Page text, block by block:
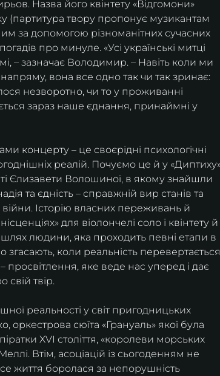
Назва його квінтету «Відгомони»
(партитура твору пропонує музикантам
за допомогою різноманітних сучасних
про минуле. «Усі українські митці
– зазначає Володимир. – Навіть коли ми
вона все одно так чи так зринає:
незворотно, чи то у проживанні
зараз наше єднання, принаймні у
концерту – це своєрідні психологічні
реалій. Почуємо це й у
Єлизавети Волошиної, в якому знайшли
та єдність – справжній вир станів та
війни. Історію власних переживань й
для віолончелі соло і квінтету
людини, яка проходить певні етапи в
згасають, коли реальність
– просвітлення, яке веде нас уперед і дає
свій твір.
реальності у світ пригодницьких
оркестрова сюїта «Грануаль» якої була
XVI століття, «королеви морських
Втім, асоціацій із сьогоденням не
життя боролася за непорушність